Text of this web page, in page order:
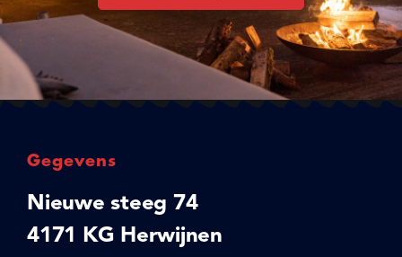
Gegevens
Nieuwe steeg 74
4171 KG Herwijnen